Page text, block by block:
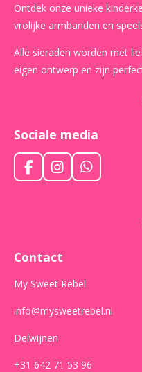
Ontdek onze unieke
vrolijke armbanden en
Alle sieraden worden met
eigen ontwerp en zijn
Sociale media
F
a
k
I
n
r
a
m
W
h
Contact
My Sweet Rebel
info@mysweetrebel.nl
Delwijnen
+31 642 71 53 96